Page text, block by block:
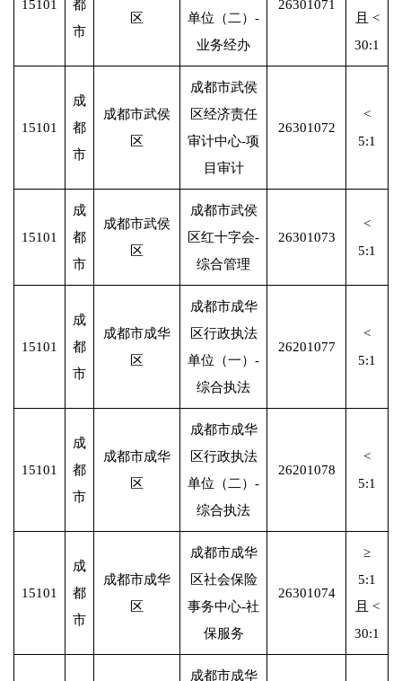
15101
都
市
区
单位（二）-
业务经办
26301071
且 <
30:1
15101
成
都
市
成都市武侯
区
成都市武侯
区经济责任
审计中心-项
目审计
26301072
<
5:1
15101
成
都
市
成都市武侯
区
成都市武侯
区红十字会-
综合管理
26301073
<
5:1
15101
成
都
市
成都市成华
区
成都市成华
区行政执法
单位（一）-
综合执法
26201077
<
5:1
15101
成
都
市
成都市成华
区
成都市成华
区行政执法
单位（二）-
综合执法
26201078
<
5:1
15101
成
都
市
成都市成华
区
成都市成华
区社会保险
事务中心-社
保服务
26301074
≥
5:1
且 <
30:1
成都市成华